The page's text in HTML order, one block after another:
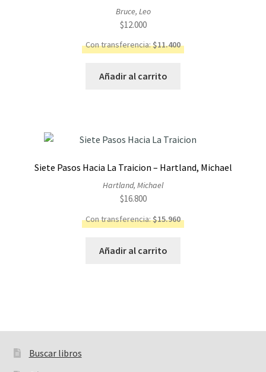
Bruce, Leo
$12.000
Con transferencia:$11.400
Añadir al carrito
Siete Pasos Hacia La Traicion – Hartland, Michael
Hartland, Michael
$16.800
Con transferencia:$15.960
Añadir al carrito
Buscar libros
Buscar: